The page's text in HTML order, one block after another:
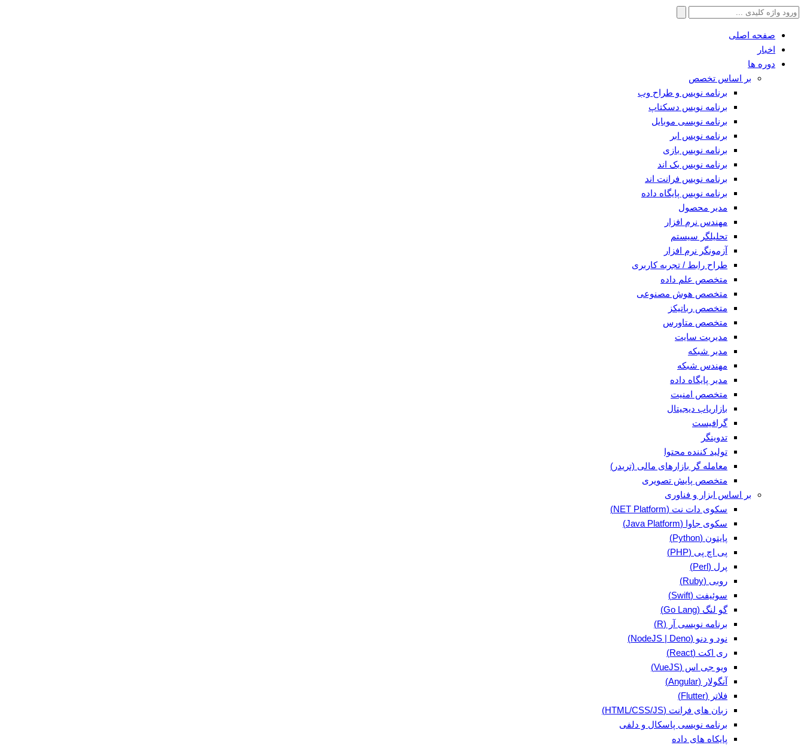
جستجو
صفحه اصلی
اخبار
دوره ها
بر اساس تخصص
برنامه نویس و طراح وب
برنامه نویس دسکتاپ
برنامه نویسی موبایل
برنامه نویس ابر
برنامه نویس بازی
برنامه نویس بک اند
برنامه نویس فرانت اند
برنامه نویس پایگاه داده
مدیر محصول
مهندس نرم افزار
تحلیلگر سیستم
آزمونگر نرم افزار
طراح رابط / تجربه کاربری
متخصص علم داده
متخصص هوش مصنوعی
متخصص رباتیکز
متخصص متاورس
مدیریت سایت
مدیر شبکه
مهندس شبکه
مدیر پایگاه داده
متخصص امنیت
بازاریاب دیجیتال
گرافیست
تدوینگر
تولید کننده محتوا
معامله گر بازارهای مالی (تریدر)
متخصص پایش تصویری
بر اساس ابزار و فناوری
سکوی دات نت (NET Platform)
سکوی جاوا (Java Platform)
پایتون (Python)
پی اچ پی (PHP)
پرل (Perl)
روبی (Ruby)
سوئیفت (Swift)
گو لنگ (Go Lang)
برنامه نویسی آر (R)
نود و دنو (NodeJS | Deno)
ری اکت (React)
ویو جی اس (VueJS)
آنگولار (Angular)
فلاتر (Flutter)
زبان های فرانت (HTML/CSS/JS)
برنامه نویسی پاسکال و دلفی
پایکاه های داده